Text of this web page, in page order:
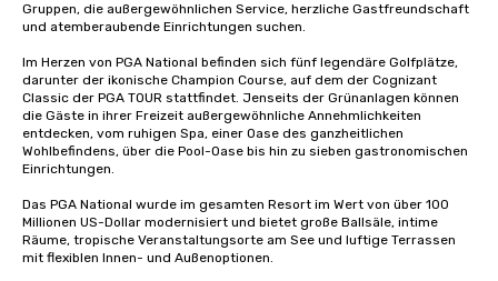
Gruppen, die außergewöhnlichen Service, herzliche Gastfreundschaft
und atemberaubende Einrichtungen suchen.
Im Herzen von PGA National befinden sich fünf legendäre Golfplätze,
darunter der ikonische Champion Course, auf dem der Cognizant
Classic der PGA TOUR stattfindet. Jenseits der Grünanlagen können
die Gäste in ihrer Freizeit außergewöhnliche Annehmlichkeiten
entdecken, vom ruhigen Spa, einer Oase des ganzheitlichen
Wohlbefindens, über die Pool-Oase bis hin zu sieben gastronomischen
Einrichtungen.
Das PGA National wurde im gesamten Resort im Wert von über 100
Millionen US-Dollar modernisiert und bietet große Ballsäle, intime
Räume, tropische Veranstaltungsorte am See und luftige Terrassen
mit flexiblen Innen- und Außenoptionen.